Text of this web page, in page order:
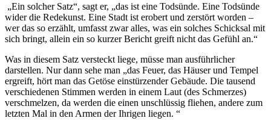
„Ein solcher Satz“, sagt er, „das ist eine Todsünde. Eine Todsünde
wider die Redekunst. Eine Stadt ist erobert und zerstört worden –
wer das so erzählt, umfasst zwar alles, was ein solches Schicksal mit
sich bringt, allein ein so kurzer Bericht greift nicht das Gefühl an.“
Was in diesem Satz versteckt liege, müsse man ausführlicher
darstellen. Nur dann sehe man „das Feuer, das Häuser und Tempel
ergreift, hört man das Getöse einstürzender Gebäude. Die tausend
verschiedenen Stimmen werden in einem Laut (des Schmerzes)
verschmelzen, da werden die einen unschlüssig fliehen, andere zum
letzten Mal in den Armen der Ihrigen liegen. “